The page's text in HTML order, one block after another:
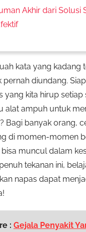
Akhir dari Solusi
kata yang kadang
pernah diundang.
yang kita hirup setiap
alat ampuh untuk
Bagi banyak orang,
di momen-momen
muncul dalam
tekanan ini,
napas dapat
: Gejala Penyakit